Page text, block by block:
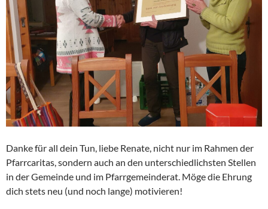
Danke für all dein Tun, liebe Renate, nicht nur im Rahmen der
Pfarrcaritas, sondern auch an den unterschiedlichsten Stellen
in der Gemeinde und im Pfarrgemeinderat. Möge die Ehrung
dich stets neu (und noch lange) motivieren!